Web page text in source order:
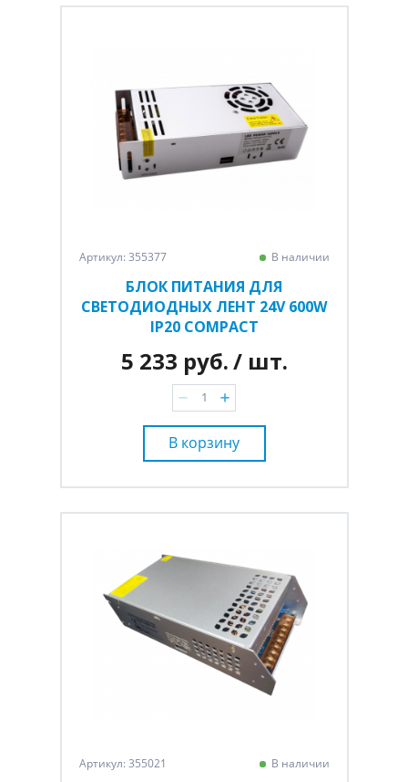
Артикул: 355377 В наличии
БЛОК ПИТАНИЯ ДЛЯ
СВЕТОДИОДНЫХ ЛЕНТ 24V 600W
IP20 COMPACT
5 233 руб./ шт.
В корзину
Артикул: 355021 В наличии